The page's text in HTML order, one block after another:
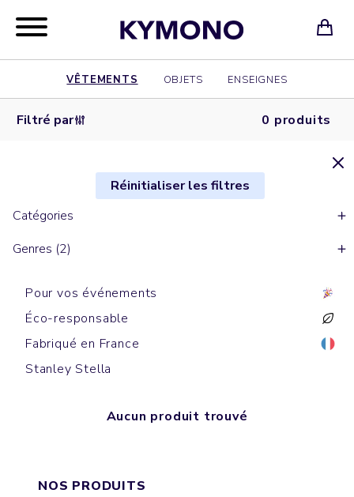
VÊTEMENTS OBJETS ENSEIGNES
Filtré par 0 produits
Réinitialiser les filtres
Catégories
Genres (2)
Pour vos événements
Éco-responsable
Fabriqué en France
Stanley Stella
Aucun produit trouvé
NOS PRODUITS